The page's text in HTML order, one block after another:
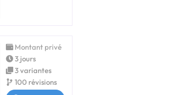
Montant privé
3 jours
3 variantes
100 révisions